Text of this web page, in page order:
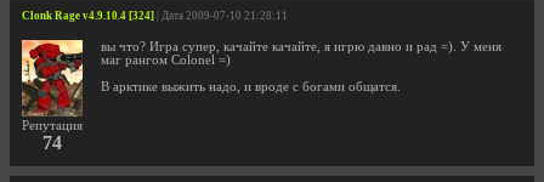
Clonk Rage v4.9.10.4 [324] | Дата 2009-07-10 21:28:11
Репутация
74
вы что? Игра супер, качайте качайте, я игрю давно и рад =). У меня
маг рангом Colonel =)
В арктике выжить надо, и вроде с богами общатся.